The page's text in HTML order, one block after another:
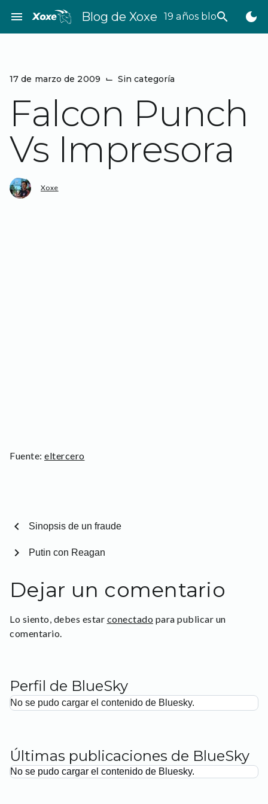
contenido
menu Blog de Xoxe 19 años bloggeando
search dark_mode
17 de marzo de 2009 ⌙ Sin categoría
Falcon Punch
Vs Impresora
Xoxe
Fuente: eltercero
chevron_left Sinopsis de un fraude
Putin con Reagan
chevron_right
Dejar un comentario
Lo siento, debes estar conectado para publicar un
comentario.
Perfil de BlueSky
No se pudo cargar el contenido de Bluesky.
Últimas publicaciones de BlueSky
No se pudo cargar el contenido de Bluesky.